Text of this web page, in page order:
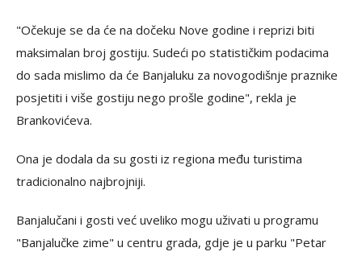
"Očekuje se da će na dočeku Nove godine i reprizi biti
maksimalan broj gostiju. Sudeći po statističkim podacima
do sada mislimo da će Banjaluku za novogodišnje praznike
posjetiti i više gostiju nego prošle godine", rekla je
Brankovićeva.
Ona je dodala da su gosti iz regiona među turistima
tradicionalno najbrojniji.
Banjalučani i gosti već uveliko mogu uživati u programu
"Banjalučke zime" u centru grada, gdje je u parku "Petar